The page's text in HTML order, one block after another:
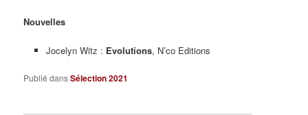
Nouvelles
Jocelyn Witz : Evolutions, N’co Editions
Publié dansSélection 2021